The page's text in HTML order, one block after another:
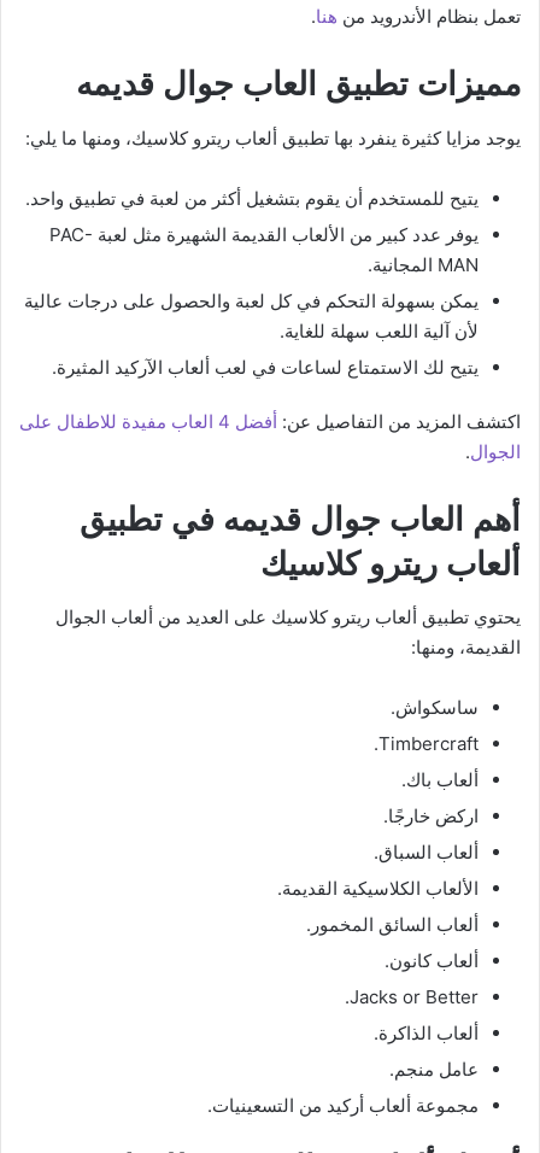
تعمل بنظام الأندرويد من هنا.
مميزات تطبيق العاب جوال قديمه
يوجد مزايا كثيرة ينفرد بها تطبيق ألعاب ريترو كلاسيك، ومنها ما يلي:
يتيح للمستخدم أن يقوم بتشغيل أكثر من لعبة في تطبيق واحد.
يوفر عدد كبير من الألعاب القديمة الشهيرة مثل لعبة PAC-
MAN المجانية.
يمكن بسهولة التحكم في كل لعبة والحصول على درجات عالية
لأن آلية اللعب سهلة للغاية.
يتيح لك الاستمتاع لساعات في لعب ألعاب الآركيد المثيرة.
اكتشف المزيد من التفاصيل عن:
أفضل 4 العاب مفيدة للاطفال على
الجوال.
أهم العاب جوال قديمه في تطبيق
ألعاب ريترو كلاسيك
يحتوي تطبيق ألعاب ريترو كلاسيك على العديد من ألعاب الجوال
القديمة، ومنها:
ساسكواش.
Timbercraft.
ألعاب باك.
اركض خارجًا.
ألعاب السباق.
الألعاب الكلاسيكية القديمة.
ألعاب السائق المخمور.
ألعاب كانون.
Jacks or Better.
ألعاب الذاكرة.
عامل منجم.
مجموعة ألعاب أركيد من التسعينيات.